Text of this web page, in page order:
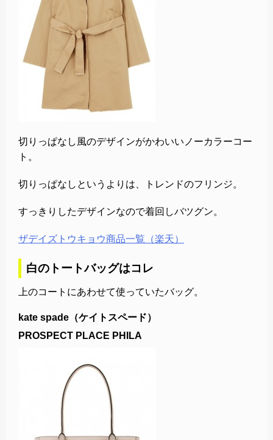
切りっぱなし風のデザインがかわいいノーカラーコー
ト。
切りっぱなしというよりは、トレンドのフリンジ。
すっきりしたデザインなので着回しバツグン。
ザデイズトウキョウ商品一覧（楽天）
白のトートバッグはコレ
上のコートにあわせて使っていたバッグ。
kate spade（ケイトスペード）
PROSPECT PLACE PHILA